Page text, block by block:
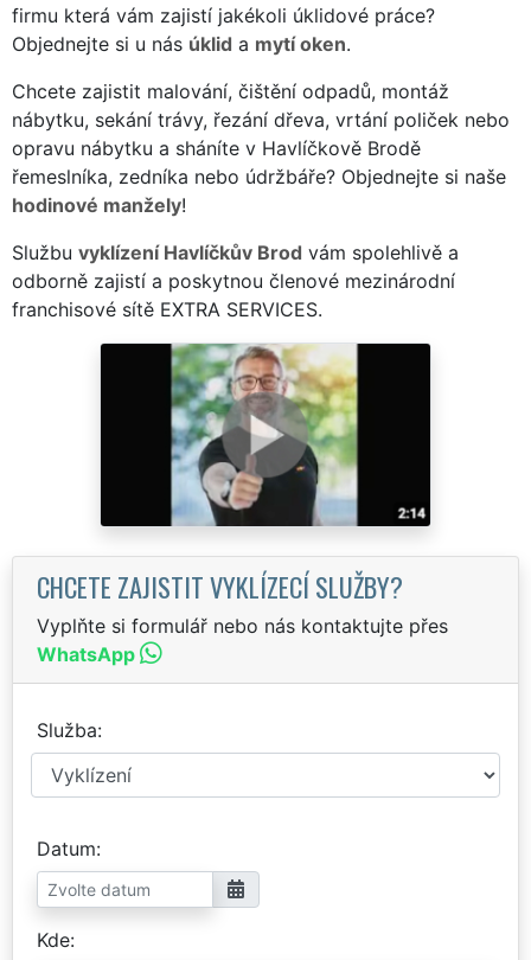
firmu která vám zajistí jakékoli úklidové práce?
Objednejte si u nás úklid a mytí oken.
Chcete zajistit malování, čištění odpadů, montáž
nábytku, sekání trávy, řezání dřeva, vrtání poliček nebo
opravu nábytku a sháníte v Havlíčkově Brodě
řemeslníka, zedníka nebo údržbáře? Objednejte si naše
hodinové manžely!
Službu vyklízení Havlíčkův Brod vám spolehlivě a
odborně zajistí a poskytnou členové mezinárodní
franchisové sítě EXTRA SERVICES.
CHCETE ZAJISTIT VYKLÍZECÍ SLUŽBY?
Vyplňte si formulář nebo nás kontaktujte přes
WhatsApp
Služba
Datum
Kde